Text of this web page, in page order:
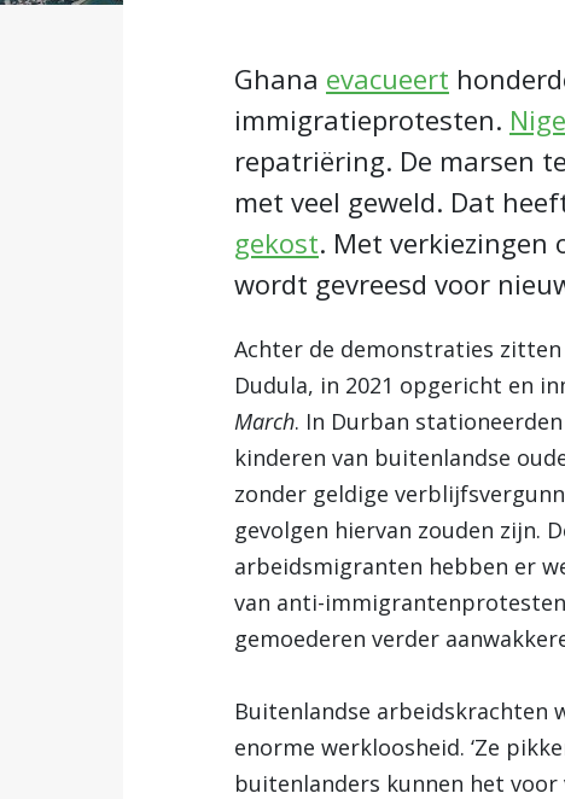
Ghana evacueert
immigratieprotesten.
repatriëring. De marsen
met veel geweld. Dat
gekost. Met verkiezingen
wordt gevreesd voor
Achter de demonstraties zitten
Dudula, in 2021 opgericht en
March. In Durban
kinderen van buitenlandse
zonder geldige
gevolgen hiervan zouden zijn.
arbeidsmigranten hebben er
van anti-
gemoederen verder
Buitenlandse arbeidskrachten
enorme werkloosheid. ‘Ze
buitenlanders kunnen het